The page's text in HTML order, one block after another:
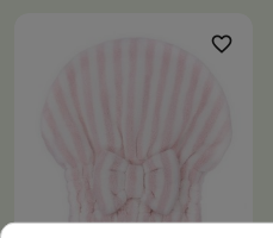
favorite_border